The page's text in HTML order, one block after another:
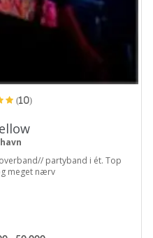
(10)
partyband i ét. Top
meget nærv